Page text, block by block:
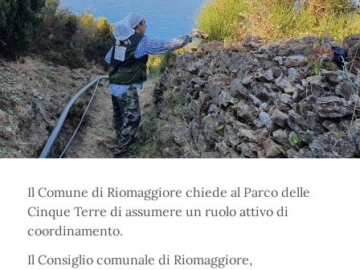
Il Comune di Riomaggiore chiede al Parco delle
Cinque Terre di assumere un ruolo attivo di
coordinamento.
Il Consiglio comunale di Riomaggiore,